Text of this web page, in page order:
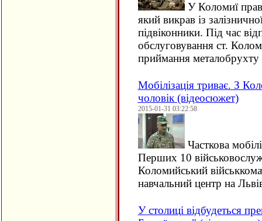
У Коломиї
який викрав із
підвіконники. Під час
обслуговування ст.
приймання
Мобілізація триває. З
чоловік (відеосюжет)
2015-01-31 03:22:58
Часткова
Перших 10
Коломийський
навчальний центр на
У столиці відбудеться